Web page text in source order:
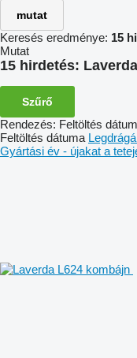
mutat
Keresés eredménye: 15
Mutat
15 hirdetés:
Szűrő
Rendezés: Feltöltés
Feltöltés dátuma
Gyártási év - újakat a